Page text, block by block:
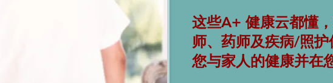
这些A+ 健康云都懂
师、药师及疾病/照
您与家人的健康并在